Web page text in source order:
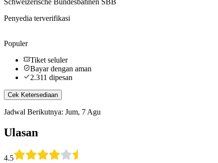
Schweizerische Bundesbahnen SBB
Penyedia terverifikasi
Populer
Tiket seluler
Bayar dengan aman
2.311 dipesan
Cek Ketersediaan
Jadwal Berikutnya: Jum, 7 Agu
Ulasan
4.5